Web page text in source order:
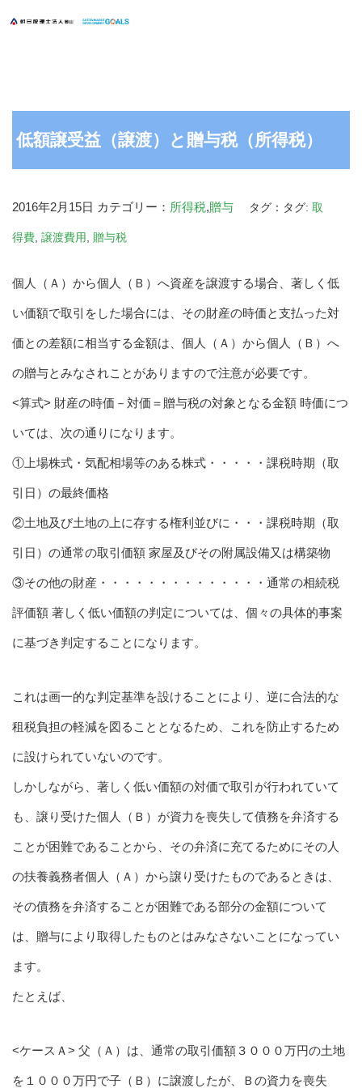
低額譲受益（譲渡）と贈与税（所得税）
2016年2月15日 カテゴリー： 所得税,贈与 タグ：タグ: 取
得費 譲渡費用 贈与税
個人（Ａ）から個人（Ｂ）へ資産を譲渡する場合、著しく低
い価額で取引をした場合には、その財産の時価と支払った対
価との差額に相当する金額は、個人（Ａ）から個人（Ｂ）へ
の贈与とみなされことがありますので注意が必要です。
<算式> 財産の時価－対価＝贈与税の対象となる金額 時価につ
いては、次の通りになります。
①上場株式・気配相場等のある株式・・・・・課税時期（取
引日）の最終価格
②土地及び土地の上に存する権利並びに・・・課税時期（取
引日）の通常の取引価額 家屋及びその附属設備又は構築物
③その他の財産・・・・・・・・・・・・・・通常の相続税
評価額 著しく低い価額の判定については、個々の具体的事案
に基づき判定することになります。
これは画一的な判定基準を設けることにより、逆に合法的な
租税負担の軽減を図ることとなるため、これを防止するため
に設けられていないのです。
しかしながら、著しく低い価額の対価で取引が行われていて
も、譲り受けた個人（Ｂ）が資力を喪失して債務を弁済する
ことが困難であることから、その弁済に充てるためにその人
の扶養義務者個人（Ａ）から譲り受けたものであるときは、
その債務を弁済することが困難である部分の金額について
は、贈与により取得したものとはみなさないことになってい
ます。
たとえば、
<ケースＡ> 父（Ａ）は、通常の取引価額３０００万円の土地
を１０００万円で子（Ｂ）に譲渡したが、Ｂの資力を喪失